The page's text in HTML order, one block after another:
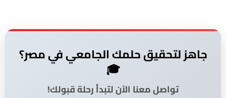
جاهز لتحقيق حلمك الجامعي في مصر؟
🎓
تواصل معنا الآن لتبدأ رحلة قبولك!